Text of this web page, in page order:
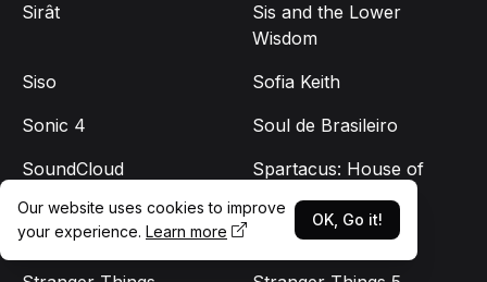
Sirât
Sis and the Lower
Wisdom
Siso
Sofia Keith
Sonic 4
Soul de Brasileiro
SoundCloud
Spartacus: House of
Spotify
Stella
Our website uses cookies to improve
your experience. Learn more
OK, Go it!